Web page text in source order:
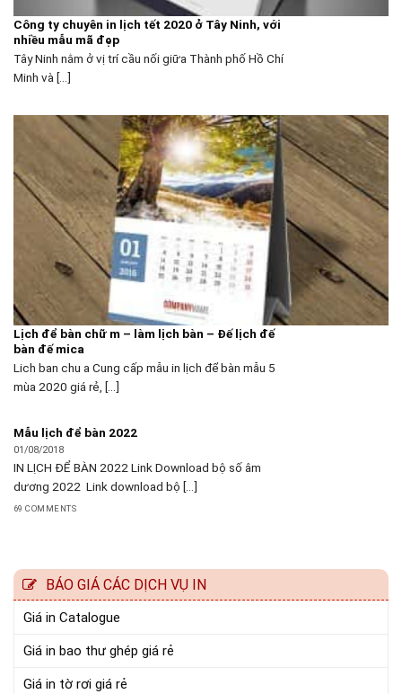
Công ty chuyên in lịch tết 2020 ở Tây Ninh, với
nhiều mẫu mã đẹp
Tây Ninh nằm ở vị trí cầu nối giữa Thành phố Hồ Chí
Minh và [...]
Lịch để bàn chữ m – làm lịch bàn – Đế lịch đế
bàn đế mica
Lich ban chu a Cung cấp mẫu in lịch để bàn mẫu 5
mùa 2020 giá rẻ, [...]
Mẫu lịch để bàn 2022
01/08/2018
IN LỊCH ĐỂ BÀN 2022 Link Download bộ số âm
dương 2022 Link download bộ [...]
69 COMMENTS
BÁO GIÁ CÁC DỊCH VỤ IN
Giá in Catalogue
Giá in bao thư ghép giá rẻ
Giá in tờ rơi giá rẻ